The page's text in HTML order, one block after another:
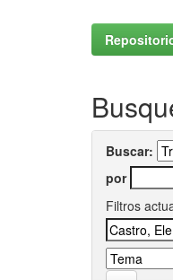
Buscar:
por
Filtros